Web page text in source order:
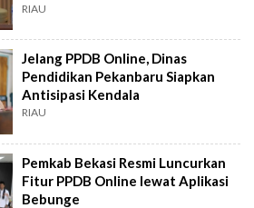
RIAU
Jelang PPDB Online, Dinas
Pendidikan Pekanbaru Siapkan
Antisipasi Kendala
RIAU
Pemkab Bekasi Resmi Luncurkan
Fitur PPDB Online lewat Aplikasi
Bebunge